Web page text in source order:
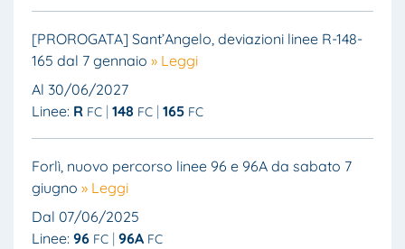
[PROROGATA] Sant’Angelo, deviazioni linee R-148-
165 dal 7 gennaio » Leggi
Al 30/06/2027
Linee: R FC 148 FC 165 FC
Forlì, nuovo percorso linee 96 e 96A da sabato 7
giugno » Leggi
Dal 07/06/2025
Linee: 96 FC 96A FC